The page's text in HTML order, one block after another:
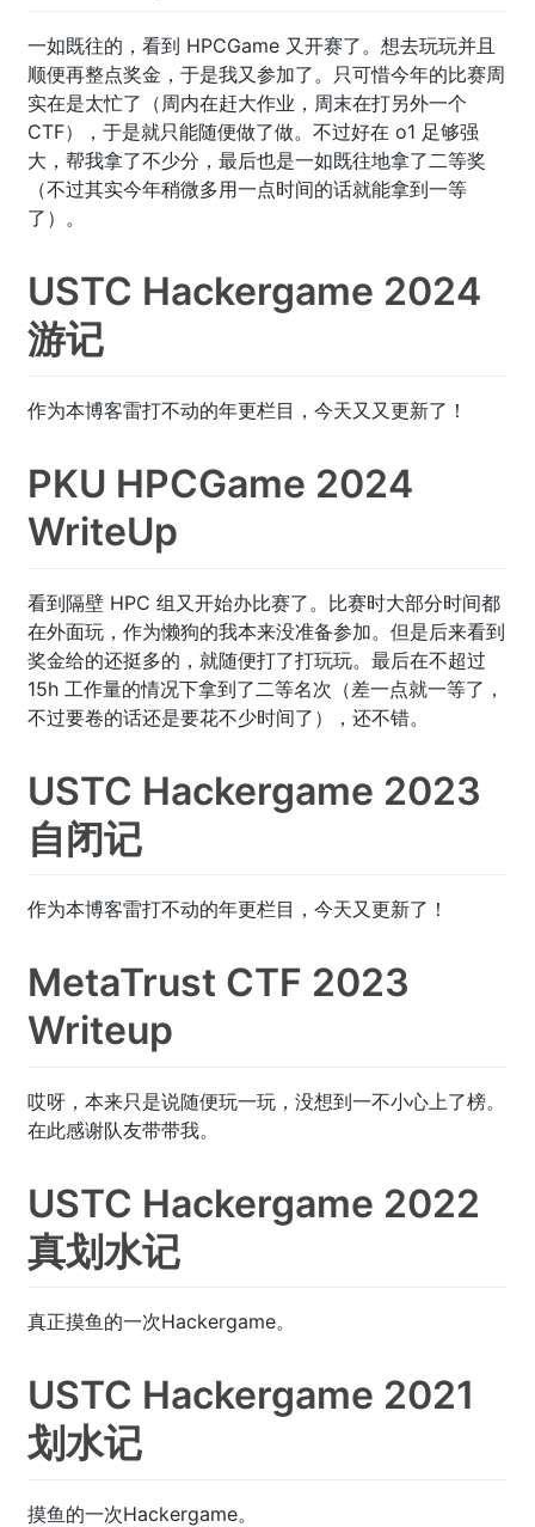
一如既往的，看到 HPCGame 又开赛了。想去玩玩并且
顺便再整点奖金，于是我又参加了。只可惜今年的比赛周
实在是太忙了（周内在赶大作业，周末在打另外一个
CTF），于是就只能随便做了做。不过好在 o1 足够强
大，帮我拿了不少分，最后也是一如既往地拿了二等奖
（不过其实今年稍微多用一点时间的话就能拿到一等
了）。
USTC Hackergame 2024
游记
作为本博客雷打不动的年更栏目，今天又又更新了！
PKU HPCGame 2024
WriteUp
看到隔壁 HPC 组又开始办比赛了。比赛时大部分时间都
在外面玩，作为懒狗的我本来没准备参加。但是后来看到
奖金给的还挺多的，就随便打了打玩玩。最后在不超过
15h 工作量的情况下拿到了二等名次（差一点就一等了，
不过要卷的话还是要花不少时间了），还不错。
USTC Hackergame 2023
自闭记
作为本博客雷打不动的年更栏目，今天又更新了！
MetaTrust CTF 2023
Writeup
哎呀，本来只是说随便玩一玩，没想到一不小心上了榜。
在此感谢队友带带我。
USTC Hackergame 2022
真划水记
真正摸鱼的一次Hackergame。
USTC Hackergame 2021
划水记
摸鱼的一次Hackergame。